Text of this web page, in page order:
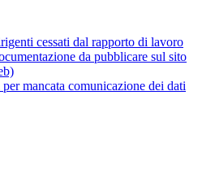
cessati dal rapporto di lavoro
da pubblicare sul sito
mancata comunicazione dei dati